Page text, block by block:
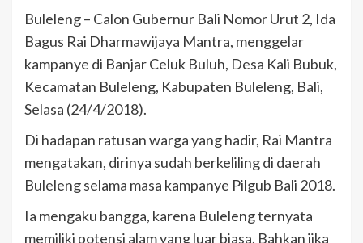
Buleleng – Calon Gubernur Bali Nomor Urut 2, Ida
Bagus Rai Dharmawijaya Mantra, menggelar
kampanye di Banjar Celuk Buluh, Desa Kali Bubuk,
Kecamatan Buleleng, Kabupaten Buleleng, Bali,
Selasa (24/4/2018).
Di hadapan ratusan warga yang hadir, Rai Mantra
mengatakan, dirinya sudah berkeliling di daerah
Buleleng selama masa kampanye Pilgub Bali 2018.
Ia mengaku bangga, karena Buleleng ternyata
memiliki potensi alam yang luar biasa. Bahkan jika